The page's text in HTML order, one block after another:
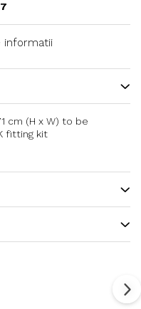
informatii
cm (H x W) to be
fitting kit